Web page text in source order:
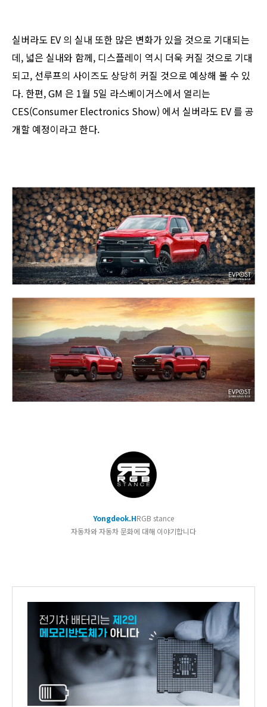
실버라도 EV 의 실내 또한 많은 변화가 있을 것으로 기대되는
데, 넓은 실내와 함께, 디스플레이 역시 더욱 커질 것으로 기대
되고, 선루프의 사이즈도 상당히 커질 것으로 예상해 볼 수 있
다. 한편, GM 은 1월 5일 라스베이거스에서 열리는
CES(Consumer Electronics Show) 에서 실버라도 EV 를 공
개할 예정이라고 한다.
Yongdeok.HRGB stance
자동차와 자동차 문화에 대해 이야기합니다